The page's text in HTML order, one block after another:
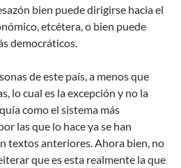
bien puede dirigirse hacia el
etcétera, o bien puede
democráticos.
de este país, a menos que
lo cual es la excepción y no la
como el sistema más
las que lo hace ya se han
textos anteriores. Ahora bien, no
que es esta realmente la que